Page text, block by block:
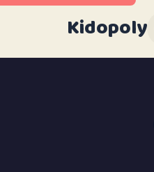
Kidopoly